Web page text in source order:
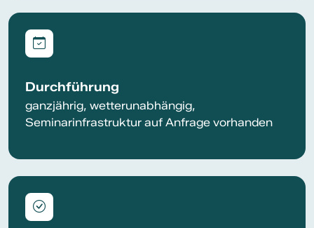
Durchführung
ganzjährig, wetterunabhängig,
Seminarinfrastruktur auf Anfrage vorhanden